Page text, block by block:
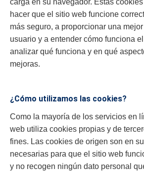
carga en su navegador. Estas
hacer que el sitio web funcione
más seguro, a proporcionar una
usuario y a entender cómo funciona
analizar qué funciona y en qué
mejoras.
¿Cómo utilizamos las cookies?
Como la mayoría de los servicios en
web utiliza cookies propias y de
fines. Las cookies de origen son en
necesarias para que el sitio web
y no recogen ningún dato personal